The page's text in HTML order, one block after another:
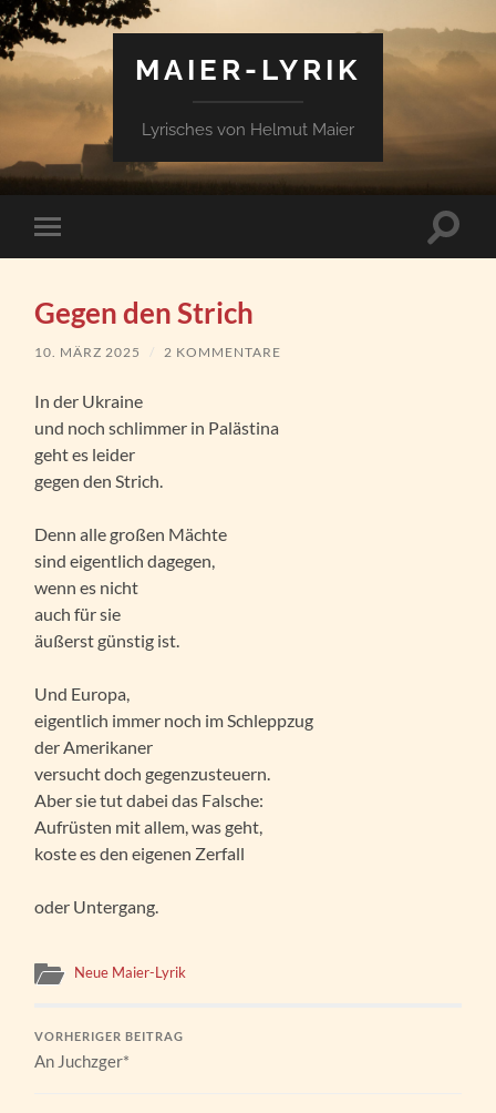
MAIER-LYRIK
Lyrisches von Helmut Maier
Mobile-
Menü
Gegen den Strich
10. MÄRZ 2025 / 2 KOMMENTARE
In der Ukraine
und noch schlimmer in Palästina
geht es leider
gegen den Strich.
Denn alle großen Mächte
sind eigentlich dagegen,
wenn es nicht
auch für sie
äußerst günstig ist.
Und Europa,
eigentlich immer noch im Schleppzug
der Amerikaner
versucht doch gegenzusteuern.
Aber sie tut dabei das Falsche:
Aufrüsten mit allem, was geht,
koste es den eigenen Zerfall
oder Untergang.
Neue Maier-Lyrik
VORHERIGER BEITRAG
An Juchzger*